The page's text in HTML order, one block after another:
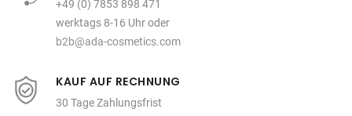
+49 (0) 7853 898 471
werktags 8-16 Uhr oder
b2b@ada-cosmetics.com
KAUF AUF RECHNUNG
30 Tage Zahlungsfrist